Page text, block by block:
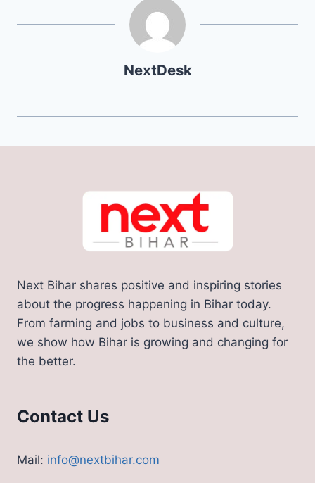
NextDesk
Next Bihar shares positive and inspiring stories
about the progress happening in Bihar today.
From farming and jobs to business and culture,
we show how Bihar is growing and changing for
the better.
Contact Us
Mail: info@nextbihar.com